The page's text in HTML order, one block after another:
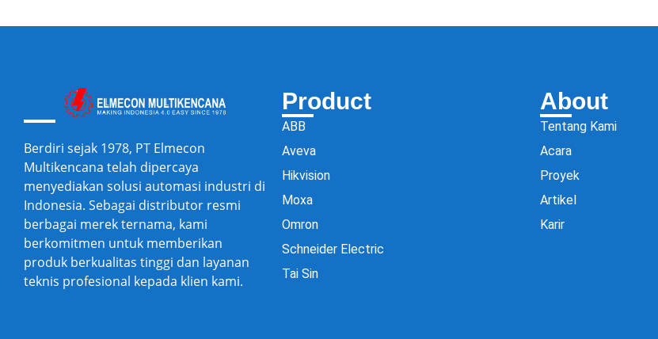
Berdiri sejak 1978, PT Elmecon
Multikencana telah dipercaya
menyediakan solusi automasi industri di
Indonesia. Sebagai distributor resmi
berbagai merek ternama, kami
berkomitmen untuk memberikan
produk berkualitas tinggi dan layanan
teknis profesional kepada klien kami.
Product
ABB
Aveva
Hikvision
Moxa
Omron
Schneider Electric
Tai Sin
About
Tentang Kami
Acara
Proyek
Artikel
Karir